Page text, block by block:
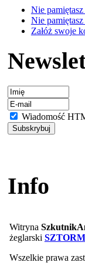
Nie pamiętasz
Nie
Załóż swoje
Wiadomość
Info
Witryna
żeglarski
Wszelkie prawa